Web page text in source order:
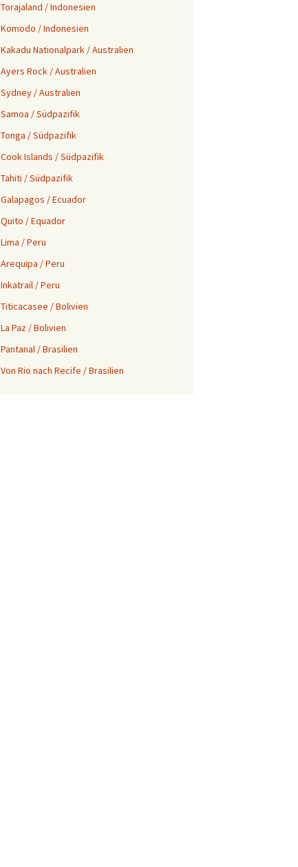
Torajaland / Indonesien
Komodo / Indonesien
Kakadu Nationalpark / Australien
Ayers Rock / Australien
Sydney / Australien
Samoa / Südpazifik
Tonga / Südpazifik
Cook Islands / Südpazifik
Tahiti / Südpazifik
Galapagos / Ecuador
Quito / Equador
Lima / Peru
Arequipa / Peru
Inkatrail / Peru
Titicacasee / Bolivien
La Paz / Bolivien
Pantanal / Brasilien
Von Rio nach Recife / Brasilien